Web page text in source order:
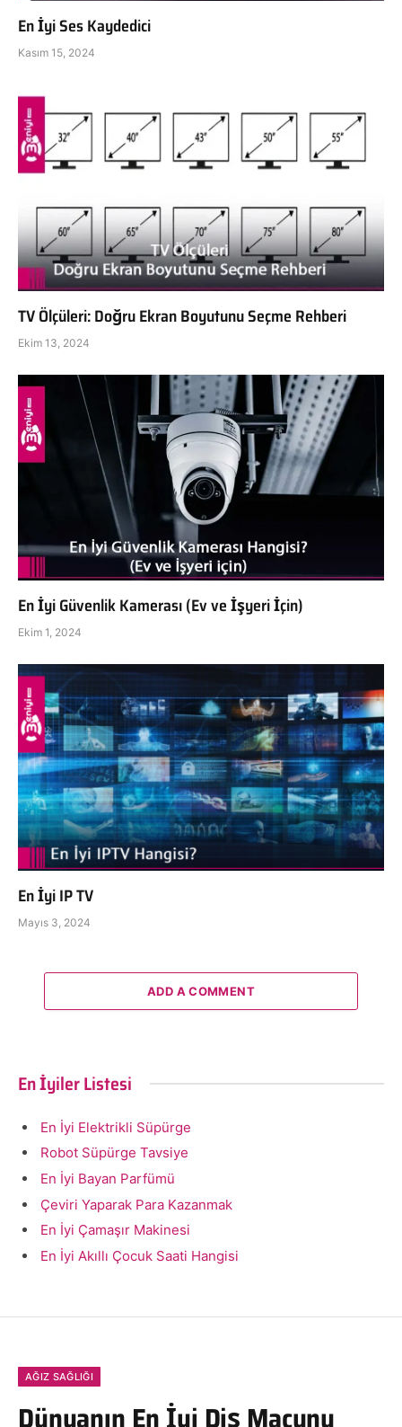
En İyi Ses Kaydedici
Kasım 15, 2024
TV Ölçüleri: Doğru Ekran Boyutunu Seçme Rehberi
Ekim 13, 2024
En İyi Güvenlik Kamerası (Ev ve İşyeri İçin)
Ekim 1, 2024
En İyi IP TV
Mayıs 3, 2024
ADD A COMMENT
En İyiler Listesi
En İyi Elektrikli Süpürge
Robot Süpürge Tavsiye
En İyi Bayan Parfümü
Çeviri Yaparak Para Kazanmak
En İyi Çamaşır Makinesi
En İyi Akıllı Çocuk Saati Hangisi
AĞIZ SAĞLIĞI